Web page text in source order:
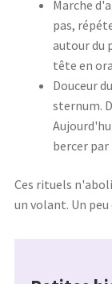
Marche
pas,
autour du
tête en
Douceur
sternum.
bercer par
Ces rituels
un volant. Un